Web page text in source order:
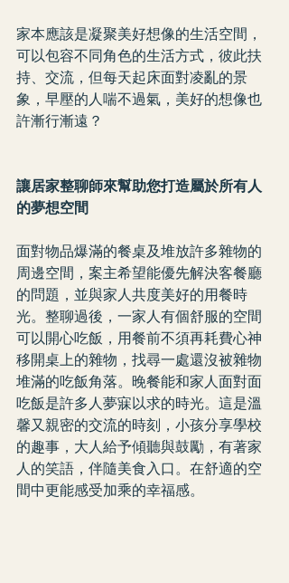
家本應該是凝聚美好想像的生活空間，
可以包容不同角色的生活方式，彼此扶
持、交流，但每天起床面對凌亂的景
象，早壓的人喘不過氣，美好的想像也
許漸行漸遠？
讓居家整聊師來幫助您打造屬於所有人
的夢想空間
面對物品爆滿的餐桌及堆放許多雜物的
周邊空間，案主希望能優先解決客餐廳
的問題，並與家人共度美好的用餐時
光。整聊過後，一家人有個舒服的空間
可以開心吃飯，用餐前不須再耗費心神
移開桌上的雜物，找尋一處還沒被雜物
堆滿的吃飯角落。晚餐能和家人面對面
吃飯是許多人夢寐以求的時光。這是溫
馨又親密的交流的時刻，小孩分享學校
的趣事，大人給予傾聽與鼓勵，有著家
人的笑語，伴隨美食入口。在舒適的空
間中更能感受加乘的幸福感。